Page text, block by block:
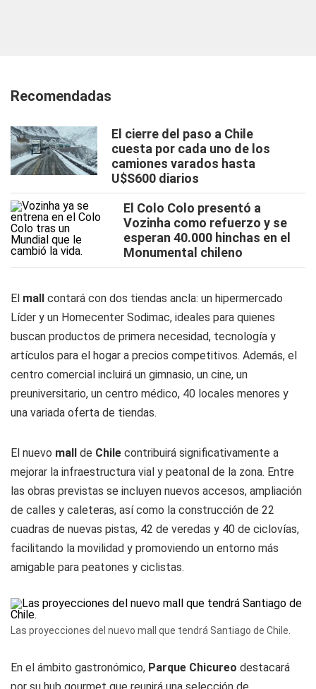
Recomendadas
El cierre del paso a Chile
cuesta por cada uno de los
camiones varados hasta
U$S600 diarios
El Colo Colo presentó a
Vozinha como refuerzo y se
esperan 40.000 hinchas en el
Monumental chileno
El mall contará con dos tiendas ancla: un hipermercado
Líder y un Homecenter Sodimac, ideales para quienes
buscan productos de primera necesidad, tecnología y
artículos para el hogar a precios competitivos. Además, el
centro comercial incluirá un gimnasio, un cine, un
preuniversitario, un centro médico, 40 locales menores y
una variada oferta de tiendas.
El nuevo mall de Chile contribuirá significativamente a
mejorar la infraestructura vial y peatonal de la zona. Entre
las obras previstas se incluyen nuevos accesos, ampliación
de calles y caleteras, así como la construcción de 22
cuadras de nuevas pistas, 42 de veredas y 40 de ciclovías,
facilitando la movilidad y promoviendo un entorno más
amigable para peatones y ciclistas.
Las proyecciones del nuevo mall que tendrá Santiago de Chile.
En el ámbito gastronómico, Parque Chicureo destacará